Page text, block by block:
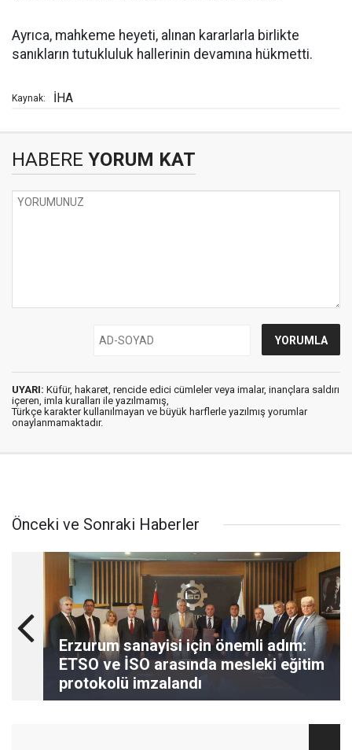
Ayrıca, mahkeme heyeti, alınan kararlarla birlikte
sanıkların tutukluluk hallerinin devamına hükmetti.
Kaynak: İHA
HABERE YORUM KAT
UYARI: Küfür, hakaret, rencide edici cümleler veya imalar, inançlara saldırı
içeren, imla kuralları ile yazılmamış,
Türkçe karakter kullanılmayan ve büyük harflerle yazılmış yorumlar
onaylanmamaktadır.
Önceki ve Sonraki Haberler
Erzurum sanayisi için önemli adım:
ETSO ve İSO arasında mesleki eğitim
protokolü imzalandı